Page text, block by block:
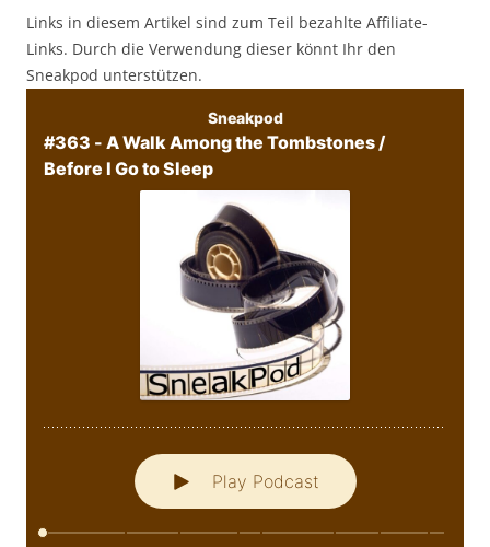
Links in diesem Artikel sind zum Teil bezahlte Affiliate-
Links. Durch die Verwendung dieser könnt Ihr den
Sneakpod unterstützen.